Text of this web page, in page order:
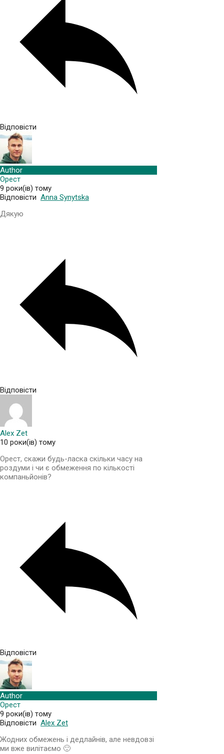
Відповісти
Author
Орест
9 роки(ів) тому
Відповісти Anna Synytska
Дякую
Відповісти
Alex Zet
10 роки(ів) тому
Орест, скажи будь-ласка скільки часу на
роздуми і чи є обмеження по кількості
компаньйонів?
Відповісти
Author
Орест
9 роки(ів) тому
Відповісти Alex Zet
Жодних обмежень і дедлайнів, але невдовзі
ми вже вилітаємо 🙂